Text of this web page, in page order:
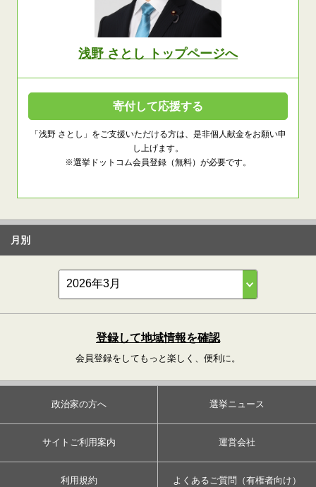
浅野 さとし トップページへ
寄付して応援する
「浅野 さとし」をご支援いただける方は、是非個人献金をお願い申
し上げます。
※選挙ドットコム会員登録（無料）が必要です。
月別
登録して地域情報を確認
会員登録をしてもっと楽しく、便利に。
政治家の方へ 選挙ニュース
サイトご利用案内 運営会社
利用規約 よくあるご質問（有権者向け）